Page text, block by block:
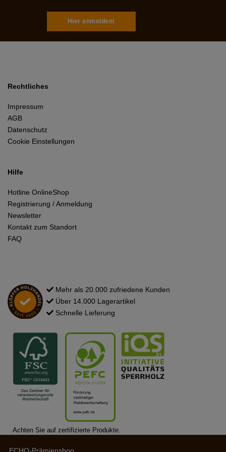
Hier anmelden!
Rechtliches
Impressum
AGB
Datenschutz
Cookie Einstellungen
Hilfe
Hotline OnlineShop
Registrierung / Anmeldung
Newsletter
Kontakt zum Standort
FAQ
Mehr als 20.000 zufriedene Kunden
Über 14.000 Lagerartikel
Schnelle Lieferung
Achten Sie auf zertifizierte Produkte.